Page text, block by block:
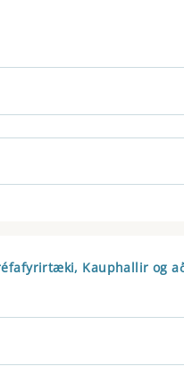
Kauphallir og